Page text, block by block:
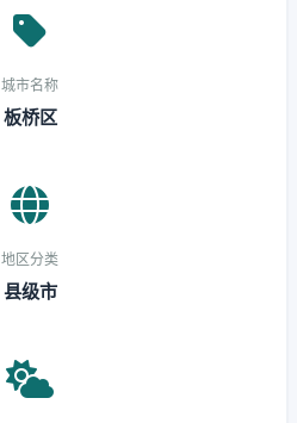
城市名称
板桥区
地区分类
县级市